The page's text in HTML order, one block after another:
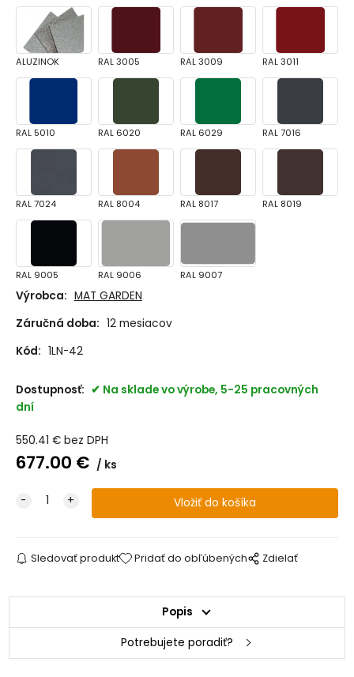
ALUZINOK RAL 3005 RAL 3009 RAL 3011
RAL 5010 RAL 6020 RAL 6029 RAL 7016
RAL 7024 RAL 8004 RAL 8017 RAL 8019
RAL 9005 RAL 9006 RAL 9007
Výrobca: MAT GARDEN
Záručná doba: 12 mesiacov
Kód: 1LN-42
Dostupnosť:
Na sklade vo výrobe, 5-25 pracovných
dní
550.41 € bez DPH
677.00 € ks
Sledovať produkt Pridať do obľúbených Zdielať
Popis
Potrebujete poradiť?